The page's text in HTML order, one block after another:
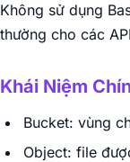
Không sử dụng
thường cho các
Khái Niệm
Bucket: vùng
Object: file